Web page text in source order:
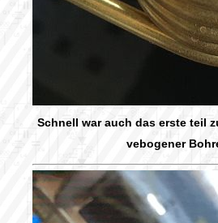
Schnell war auch das erste teil
vebogener